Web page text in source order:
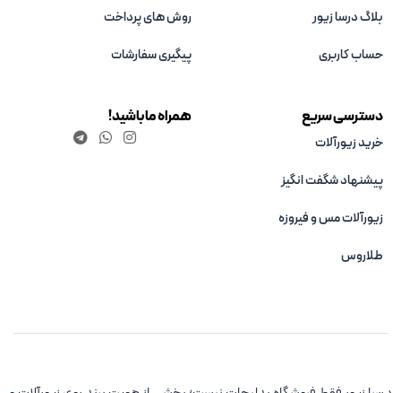
بلاگ درسا زیور
حساب کاربری
روش های پرداخت
پیگیری سفارشات
دسترسی سریع
خرید زیورآلات
پیشنهاد شگفت انگیز
زیورآلات مس و فیروزه‌
طلاروس
همراه ما باشید!